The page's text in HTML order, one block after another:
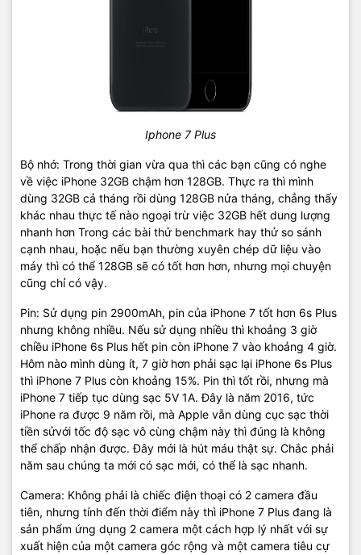
Iphone 7 Plus
Bộ nhớ: Trong thời gian vừa qua thì các bạn cũng có nghe
về việc iPhone 32GB chậm hơn 128GB. Thực ra thì mình
dùng 32GB cả tháng rồi dùng 128GB nửa tháng, chẳng thấy
khác nhau thực tế nào ngoại trừ việc 32GB hết dung lượng
nhanh hơn Trong các bài thử benchmark hay thử so sánh
cạnh nhau, hoặc nếu bạn thường xuyên chép dữ liệu vào
máy thì có thể 128GB sẽ có tốt hơn hơn, nhưng mọi chuyện
cũng chỉ có vậy.
Pin: Sử dụng pin 2900mAh, pin của iPhone 7 tốt hơn 6s Plus
nhưng không nhiều. Nếu sử dụng nhiều thì khoảng 3 giờ
chiều iPhone 6s Plus hết pin còn iPhone 7 vào khoảng 4 giờ.
Hôm nào mình dùng ít, 7 giờ hơn phải sạc lại iPhone 6s Plus
thì iPhone 7 Plus còn khoảng 15%. Pin thì tốt rồi, nhưng mà
iPhone 7 tiếp tục dùng sạc 5V 1A. Đây là năm 2016, tức
iPhone ra được 9 năm rồi, mà Apple vẫn dùng cục sạc thời
tiền sửvới tốc độ sạc vô cùng chậm này thì đúng là không
thể chấp nhận được. Đây mới là hút máu thật sự. Chắc phải
năm sau chúng ta mới có sạc mới, có thể là sạc nhanh.
Camera: Không phải là chiếc điện thoại có 2 camera đầu
tiên, nhưng tính đến thời điểm này thì iPhone 7 Plus đang là
sản phẩm ứng dụng 2 camera một cách hợp lý nhất với sự
xuất hiện của một camera góc rộng và một camera tiêu cự